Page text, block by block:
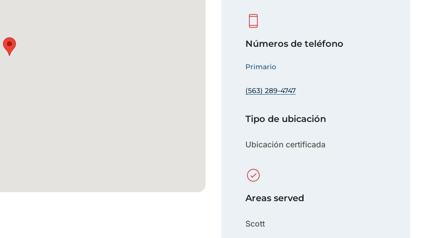
Números de teléfono
Primario
(563) 289-4747
Tipo de ubicación
Ubicación certificada
Areas served
Scott